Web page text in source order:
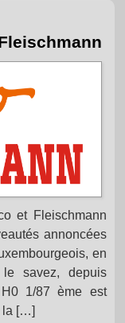
et Fleischmann
annoncées
en
savez, depuis
1/87 ème est
la […]